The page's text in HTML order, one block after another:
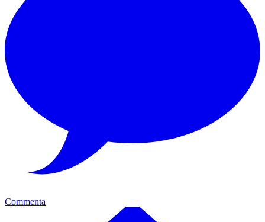
Commenta